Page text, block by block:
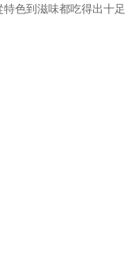
色到滋味都吃得出十足